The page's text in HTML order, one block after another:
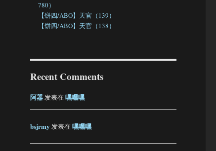
780）
【饼四/ABO】天官（139）
【饼四/ABO】天官（138）
Recent Comments
阿器发表在嘿嘿嘿
bsjrmy 发表在嘿嘿嘿